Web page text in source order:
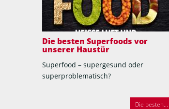
Die besten Superfoods vor
unserer Haustür
Superfood – supergesund oder
superproblematisch?
Die besten...